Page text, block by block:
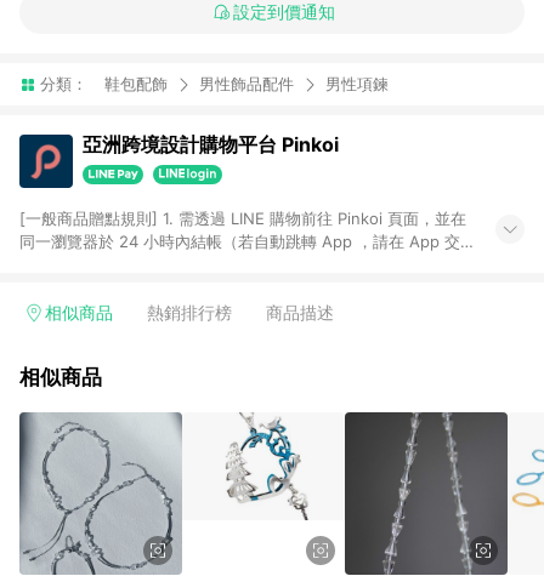
設定到價通知
分類： 鞋包配飾 男性飾品配件 男性項鍊
亞洲跨境設計購物平台 Pinkoi
[一般商品贈點規則] 1. 需透過 LINE 購物前往 Pinkoi 頁面，並在
同一瀏覽器於 24 小時內結帳（若自動跳轉 App ，請在 App 交
回饋訂單不得享有 Pinkoi 站方優惠，例如首購優惠，P coins，
行為，不具贈點資格，部分退款不在此限。 6. APP 請更新至
貨後 45 天後發送。 8. 群眾募資商品，禮物卡，開館保證金，補
運費，攤位費等不具贈點資格。 9. LINE 購物站上之商品規格、
顏色、價位、贈品如與 Pinkoi 商品資訊頁及購物車不符，以
Pinkoi 購物商品資訊頁及購物車標示為準。 10. 點數紅包使用規
則請以點數紅包活動說明為準。 11. 若於 LINE 購物前往 Pinkoi
頁面後才首次下載 Pinkoi APP 並完成訂單，不符合導購資格；承
上，首次下載 Pinkoi APP 後，需透過 LINE 購物前往 Pinkoi 頁
相似商品 熱銷排行榜 商品描述
相似商品